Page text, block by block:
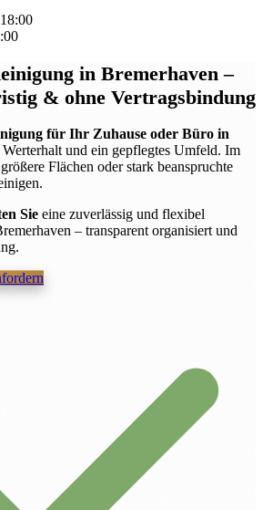
in Bremerhaven–
& ohne Vertragsbindung
für Ihr Zuhause oder Büro in
und ein gepflegtes Umfeld. Im
Flächen oder stark beanspruchte
Sie eine zuverlässig und flexibel
– transparent organisiert und